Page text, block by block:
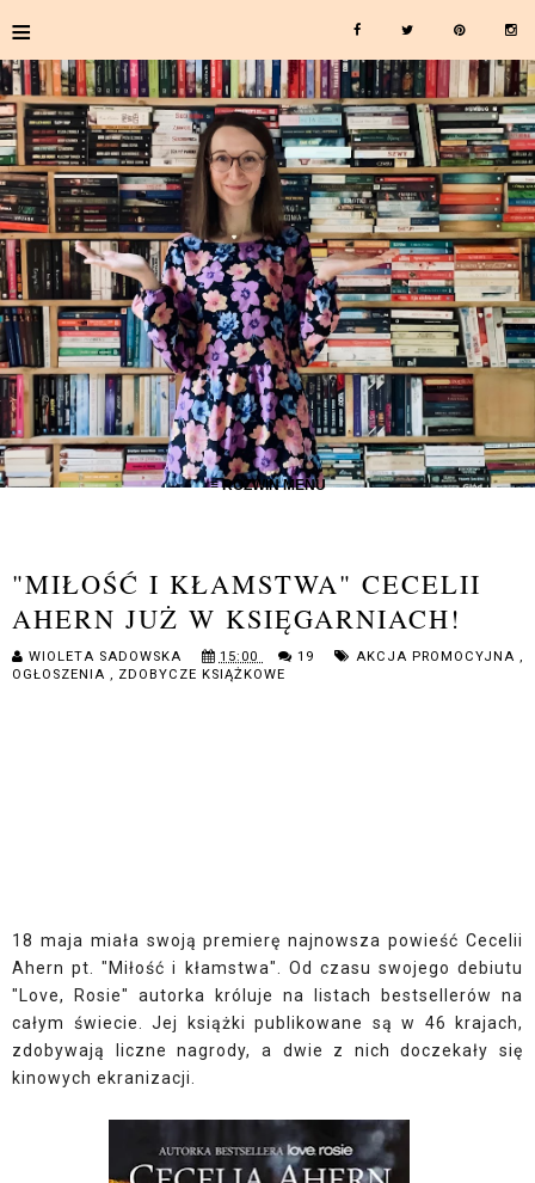
≡
≡ ROZWIŃ MENU
"MIŁOŚĆ I KŁAMSTWA" CECELII
AHERN JUŻ W KSIĘGARNIACH!
WIOLETA SADOWSKA 15:00 19 AKCJA PROMOCYJNA,
OGŁOSZENIA , ZDOBYCZE KSIĄŻKOWE
18 maja miała swoją premierę najnowsza powieść Cecelii
Ahern pt. " Miłość i kłamstwa". Od czasu swojego debiutu
"Love, Rosie" autorka króluje na listach bestsellerów na
całym świecie. Jej książki publikowane są w 46 krajach,
zdobywają liczne nagrody, a dwie z nich doczekały się
kinowych ekranizacji.